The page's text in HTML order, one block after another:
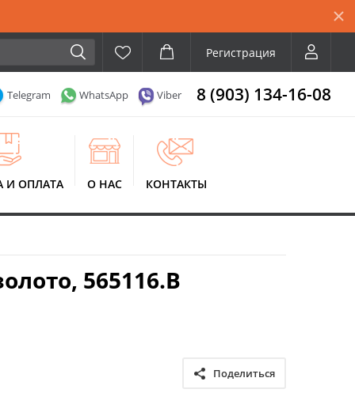
Регистрация
Telegram WhatsApp Viber 8 (903) 134-16-08
И ОПЛАТА О НАС КОНТАКТЫ
565116.B
Поделиться